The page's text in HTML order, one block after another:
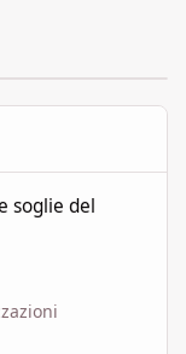
soglie del